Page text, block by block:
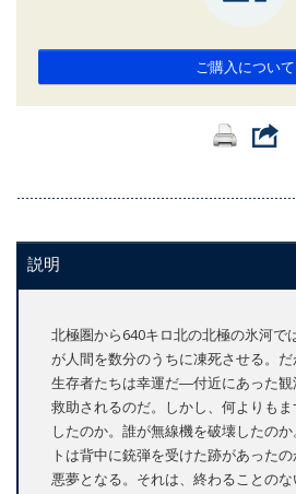
ご購入について
説明
北極圏から640キロ北の北極の氷河で
が人間を数分のうちに凍死させる。
生存者たちは幸運だ―付近にあった観
救助されるのだ。しかし、何よりも
したのか。誰が無線機を破壊したの
トは背中に銃弾を受けた跡があった
悪夢となる。それは、終わることの